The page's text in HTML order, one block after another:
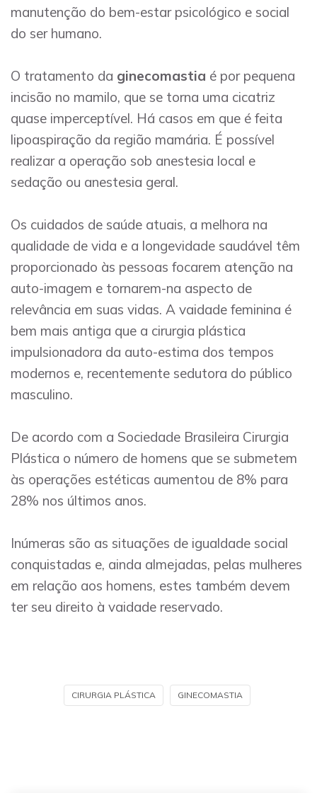
manutenção do bem-estar psicológico e social
do ser humano.
O tratamento da ginecomastia é por pequena
incisão no mamilo, que se torna uma cicatriz
quase imperceptível. Há casos em que é feita
lipoaspiração da região mamária. É possível
realizar a operação sob anestesia local e
sedação ou anestesia geral.
Os cuidados de saúde atuais, a melhora na
qualidade de vida e a longevidade saudável têm
proporcionado às pessoas focarem atenção na
auto-imagem e tornarem-na aspecto de
relevância em suas vidas. A vaidade feminina é
bem mais antiga que a cirurgia plástica
impulsionadora da auto-estima dos tempos
modernos e, recentemente sedutora do público
masculino.
De acordo com a Sociedade Brasileira Cirurgia
Plástica o número de homens que se submetem
às operações estéticas aumentou de 8% para
28% nos últimos anos.
Inúmeras são as situações de igualdade social
conquistadas e, ainda almejadas, pelas mulheres
em relação aos homens, estes também devem
ter seu direito à vaidade reservado.
CIRURGIA PLÁSTICA GINECOMASTIA